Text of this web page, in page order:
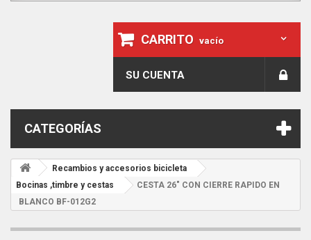
CARRITO vacío
SU CUENTA
CATEGORÍAS
Recambios y accesorios bicicleta
Bocinas ,timbre y cestas
CESTA 26" CON CIERRE RAPIDO EN
BLANCO BF-012G2